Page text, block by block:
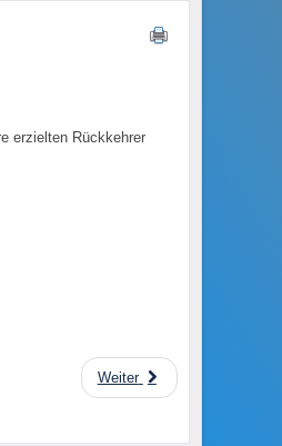
erzielten Rückkehrer
Weiter